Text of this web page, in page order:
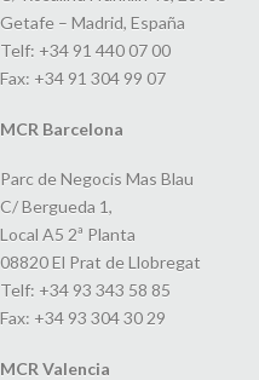
Getafe – Madrid, España
Telf: +34 91 440 07 00
Fax: +34 91 304 99 07
MCR Barcelona
Parc de Negocis Mas Blau
C/ Bergueda 1,
Local A5 2ª Planta
08820 El Prat de Llobregat
Telf: +34 93 343 58 85
Fax: +34 93 304 30 29
MCR Valencia